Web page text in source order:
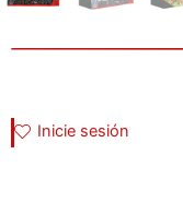
Inicie sesión